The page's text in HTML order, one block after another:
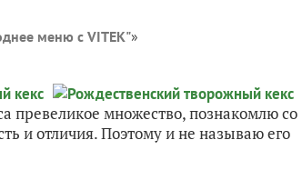
меню с VITEK"»
превеликое множество, познакомлю со
и отличия. Поэтому и не называю его